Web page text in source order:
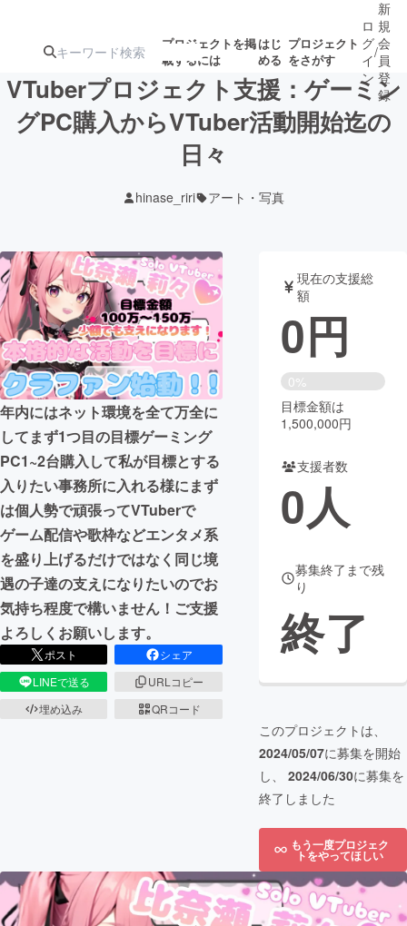
プロジェクトを掲
載するには
はじ
める
プロジェクト
をさがす
注目の新着プロ募集終了が近いプ
テクノロジー・ガジェット
映像・映画 書籍・雑誌
ビジネス・起業 チャレンジ
まちづくり・地域活性化
CAMPFIRE for Social Good
CAMPFIRE Creation
CAMPFIREふるさと納税machi-ya コミュニティ
ロ
グ
イ
ン
/
新
規
会
員
登
録
VTuberプロジェクト支援：ゲーミン
グPC購入からVTuber活動開始迄の
日々
hinase_riri アート・写真
年内にはネット環境を全て万全に
してまず1つ目の目標ゲーミング
PC1~2台購入して私が目標とする
入りたい事務所に入れる様にまず
は個人勢で頑張ってVTuberで
ゲーム配信や歌枠などエンタメ系
を盛り上げるだけではなく同じ境
遇の子達の支えになりたいのでお
気持ち程度で構いません！ご支援
よろしくお願いします。
ポスト
シェア
LINEで送る
URLコピー
埋め込み
QRコード
現在の支援総
額
0円
0%
目標金額は
1,500,000円
支援者数
0人
募集終了まで残
り
終了
このプロジェクトは、
2024/05/07に募集を開始
し、 2024/06/30に募集を
終了しました
もう一度プロジェク
トをやってほしい